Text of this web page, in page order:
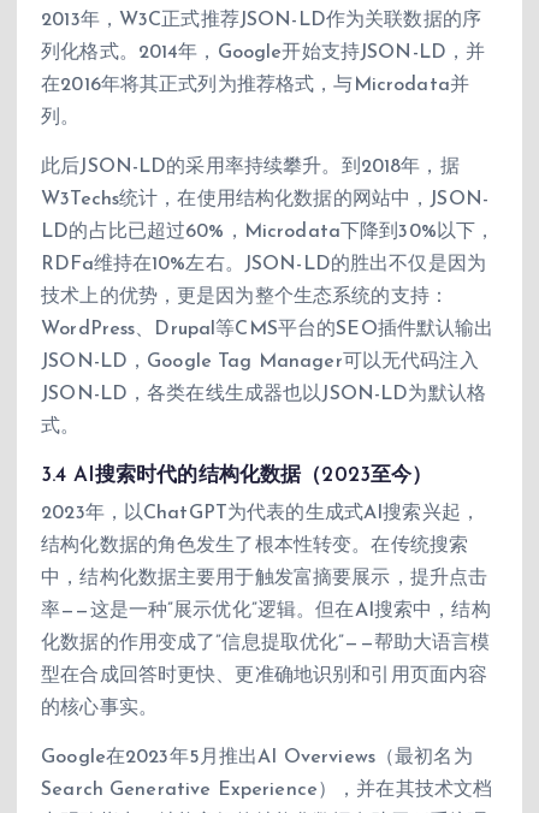
2013年，W3C正式推荐JSON-LD作为关联数据的序
列化格式。2014年，Google开始支持JSON-LD，并
在2016年将其正式列为推荐格式，与Microdata并
列。
此后JSON-LD的采用率持续攀升。到2018年，据
W3Techs统计，在使用结构化数据的网站中，JSON-
LD的占比已超过60%，Microdata下降到30%以下，
RDFa维持在10%左右。JSON-LD的胜出不仅是因为
技术上的优势，更是因为整个生态系统的支持：
WordPress、Drupal等CMS平台的SEO插件默认输出
JSON-LD，Google Tag Manager可以无代码注入
JSON-LD，各类在线生成器也以JSON-LD为默认格
式。
3.4 AI搜索时代的结构化数据（2023至今）
2023年，以ChatGPT为代表的生成式AI搜索兴起，
结构化数据的角色发生了根本性转变。在传统搜索
中，结构化数据主要用于触发富摘要展示，提升点击
率——这是一种”展示优化”逻辑。但在AI搜索中，结构
化数据的作用变成了”信息提取优化”——帮助大语言模
型在合成回答时更快、更准确地识别和引用页面内容
的核心事实。
Google在2023年5月推出AI Overviews（最初名为
Search Generative Experience），并在其技术文档